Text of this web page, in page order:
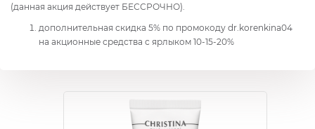
(данная акция действует БЕССРОЧНО).
дополнительная скидка 5% по промокоду dr.korenkina04
на акционные средства с ярлыком 10-15-20%